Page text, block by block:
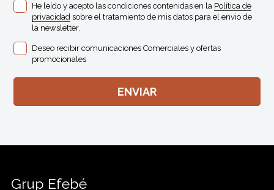
He leído y acepto las condiciones contenidas en la Política de
privacidad sobre el tratamiento de mis datos para el envio de
la newsletter.
Deseo recibir comunicaciones Comerciales y ofertas
promocionales
Grup Efebé